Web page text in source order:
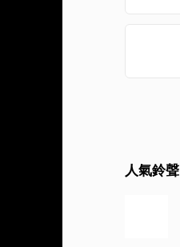
人氣鈴聲